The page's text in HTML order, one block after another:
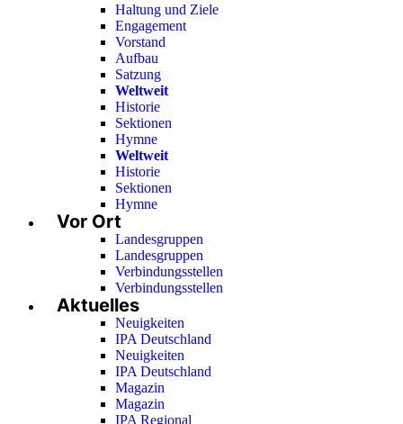
Haltung und Ziele
Engagement
Vorstand
Aufbau
Satzung
Weltweit
Historie
Sektionen
Hymne
Weltweit
Historie
Sektionen
Hymne
Vor Ort
Landesgruppen
Landesgruppen
Verbindungsstellen
Verbindungsstellen
Aktuelles
Neuigkeiten
IPA Deutschland
Neuigkeiten
IPA Deutschland
Magazin
Magazin
IPA Regional